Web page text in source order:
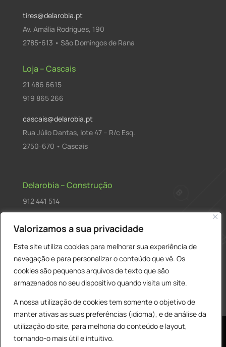
Valorizamos a sua privacidade
Este site utiliza cookies para melhorar sua experiência de
navegação e para personalizar o conteúdo que vê. Os
cookies são pequenos arquivos de texto que são
armazenados no seu dispositivo quando visita um site.
A nossa utilização de cookies tem somente o objetivo de
manter ativas as suas preferências (idioma), e de análise da
utilização do site, para melhoria do conteúdo e layout,
tornando-o mais útil e intuitivo.
tires@delarobia.pt
Av. Amália Rodrigues, 190
2785-613 • São Domingos de Rana
Loja – Cascais
21 486 6615
919 865 266
cascais@delarobia.pt
Rua Júlio Dantas, lote 47 – R/c Esq.
2750-670 • Cascais
Delarobia – Construção
912 441 514
R. António Andrade, 1171
2820-287 • Charneca de Caparica
Products
search PESQUISAR